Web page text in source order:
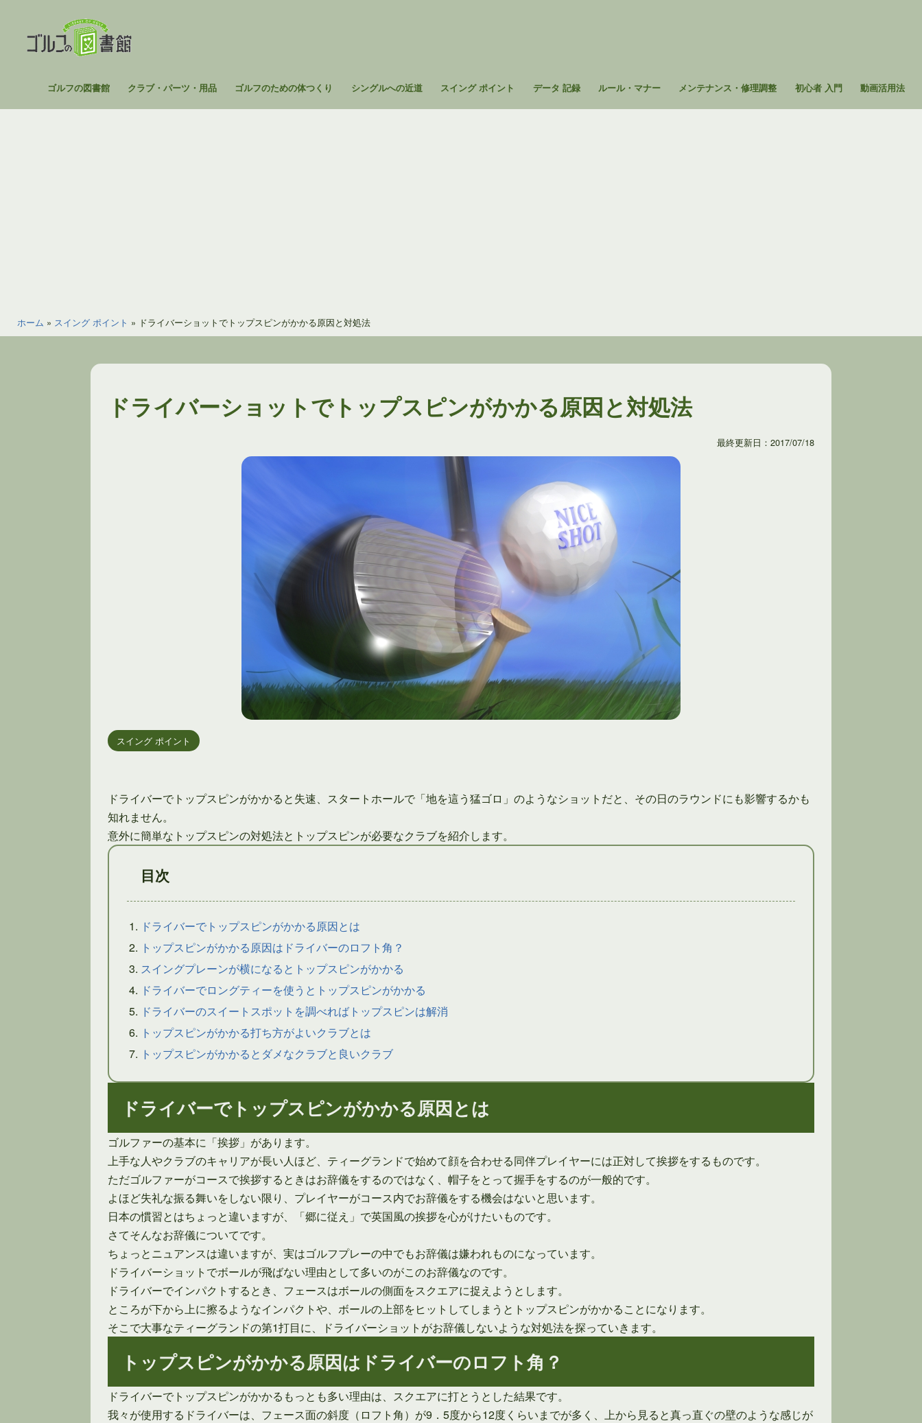
ゴルフの図書館 クラブ・パーツ・用品 ゴルフのための体つくり シングルへの近道 スイング ポイント データ 記録 ルール・マナー メンテナンス・修理調整 初心者 入門 動画活用法
ホーム » スイング ポイント » ドライバーショットでトップスピンがかかる原因と対処法
ドライバーショットでトップスピンがかかる原因と対処法
最終更新日：2017/07/18
スイング ポイント
ドライバーでトップスピンがかかると失速、スタートホールで「地を這う猛ゴロ」のようなショットだと、その日のラウンドにも影響するかも
知れません。
意外に簡単なトップスピンの対処法とトップスピンが必要なクラブを紹介します。
目次
ドライバーでトップスピンがかかる原因とは
トップスピンがかかる原因はドライバーのロフト角？
スイングプレーンが横になるとトップスピンがかかる
ドライバーでロングティーを使うとトップスピンがかかる
ドライバーのスイートスポットを調べればトップスピンは解消
トップスピンがかかる打ち方がよいクラブとは
トップスピンがかかるとダメなクラブと良いクラブ
ドライバーでトップスピンがかかる原因とは
ゴルファーの基本に「挨拶」があります。
上手な人やクラブのキャリアが長い人ほど、ティーグランドで始めて顔を合わせる同伴プレイヤーには正対して挨拶をするものです。
ただゴルファーがコースで挨拶するときはお辞儀をするのではなく、帽子をとって握手をするのが一般的です。
よほど失礼な振る舞いをしない限り、プレイヤーがコース内でお辞儀をする機会はないと思います。
日本の慣習とはちょっと違いますが、「郷に従え」で英国風の挨拶を心がけたいものです。
さてそんなお辞儀についてです。
ちょっとニュアンスは違いますが、実はゴルフプレーの中でもお辞儀は嫌われものになっています。
ドライバーショットでボールが飛ばない理由として多いのがこのお辞儀なのです。
ドライバーでインパクトするとき、フェースはボールの側面をスクエアに捉えようとします。
ところが下から上に擦るようなインパクトや、ボールの上部をヒットしてしまうとトップスピンがかかることになります。
そこで大事なティーグランドの第1打目に、ドライバーショットがお辞儀しないような対処法を探っていきます。
トップスピンがかかる原因はドライバーのロフト角？
ドライバーでトップスピンがかかるもっとも多い理由は、スクエアに打とうとした結果です。
我々が使用するドライバーは、フェース面の斜度（ロフト角）が9．5度から12度くらいまでが多く、上から見ると真っ直ぐの壁のような感じが